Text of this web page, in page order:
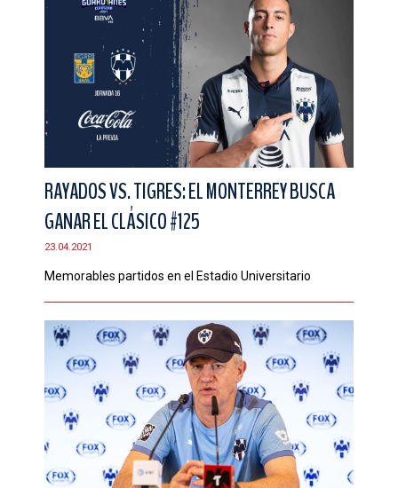
RAYADOS VS. TIGRES: EL MONTERREY BUSCA
GANAR EL CLÁSICO #125
23.04.2021
Memorables partidos en el Estadio Universitario